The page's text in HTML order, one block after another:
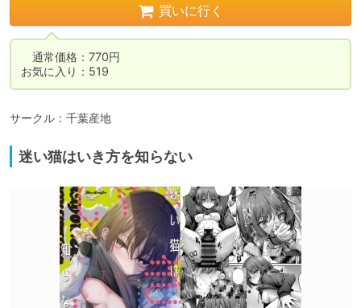
買いに行く
通常価格：770円
お気に入り：519
サークル：千葉産地
迷い猫はいき方を知らない